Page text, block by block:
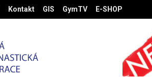
Kontakt GIS GymTV E-SHOP